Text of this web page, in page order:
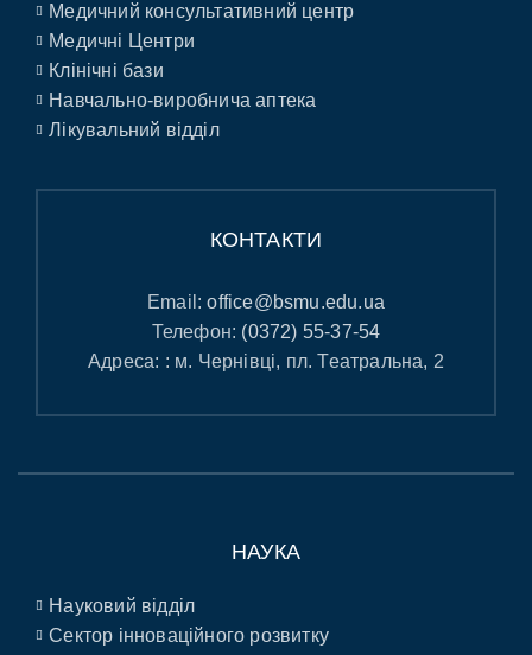
Медичний консультативний центр
Медичні Центри
Клінічні бази
Навчально-виробнича аптека
Лікувальний відділ
КОНТАКТИ
Email:office@bsmu.edu.ua
Телефон: (0372) 55-37-54
Адреса: : м. Чернівці, пл. Театральна, 2
НАУКА
Науковий відділ
Сектор інноваційного розвитку